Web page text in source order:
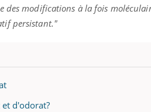
des modifications à la fois
persistant."
d'odorat?